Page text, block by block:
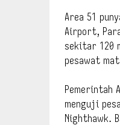
Area 51
Airport,
sekitar 120
pesawat
Pemerintah
menguji
Nighthawk.